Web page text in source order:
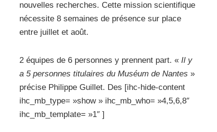
nouvelles recherches. Cette mission scientifique
nécessite 8 semaines de présence sur place
entre juillet et août.
2 équipes de 6 personnes y prennent part. « Il y
a 5 personnes titulaires du Muséum de Nantes »
précise Philippe Guillet. Des [ihc-hide-content
ihc_mb_type= »show » ihc_mb_who= »4,5,6,8″
ihc_mb_template= »1″ ]